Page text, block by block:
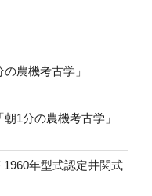
農機考古学」
1分の農機考古学」
年型式認定井関式